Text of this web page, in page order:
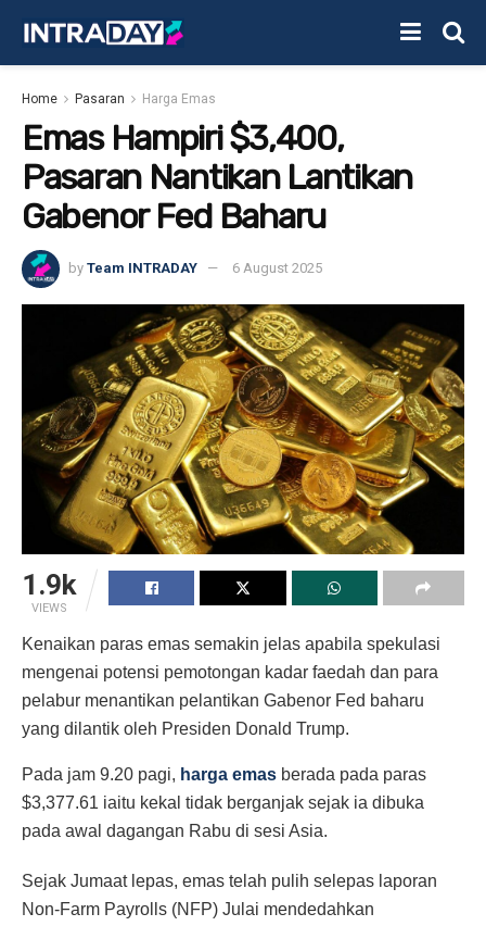
Home Pasaran Harga Emas
Emas Hampiri $3,400,
Pasaran Nantikan Lantikan
Gabenor Fed Baharu
by Team INTRADAY 6 August 2025
1.9k
VIEWS
Kenaikan paras emas semakin jelas apabila spekulasi
mengenai potensi pemotongan kadar faedah dan para
pelabur menantikan pelantikan Gabenor Fed baharu
yang dilantik oleh Presiden Donald Trump.
Pada jam 9.20 pagi, harga emas berada pada paras
$3,377.61 iaitu kekal tidak berganjak sejak ia dibuka
pada awal dagangan Rabu di sesi Asia.
Sejak Jumaat lepas, emas telah pulih selepas laporan
Non-Farm Payrolls (NFP) Julai mendedahkan